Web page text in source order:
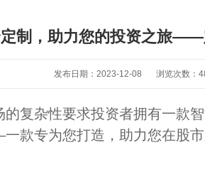
制，助力您的投资之旅——
发布日期：2023-12-08 浏览次数：
复杂性要求投资者拥有一款
款专为您打造，助力您在股市